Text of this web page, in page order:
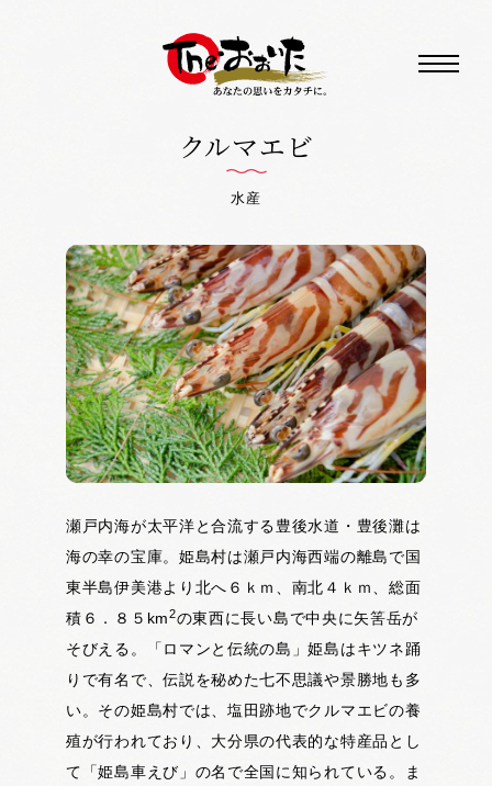
クルマエビ
水産
瀬戸内海が太平洋と合流する豊後水道・豊後灘は
海の幸の宝庫。姫島村は瀬戸内海西端の離島で国
東半島伊美港より北へ６ｋｍ、南北４ｋｍ、総面
積６．８５km2の東西に長い島で中央に矢筈岳が
そびえる。「ロマンと伝統の島」姫島はキツネ踊
りで有名で、伝説を秘めた七不思議や景勝地も多
い。その姫島村では、塩田跡地でクルマエビの養
殖が行われており、大分県の代表的な特産品とし
て「姫島車えび」の名で全国に知られている。ま